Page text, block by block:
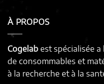
À PROPOS
Cogelab est spécialisée
de consommables et
à la recherche et à la